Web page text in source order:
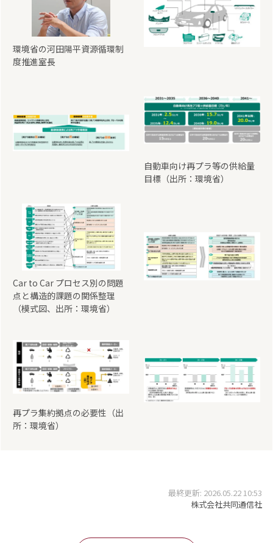
環境省の河田陽平資源循環制
度推進室長
自動車向け再プラ等の供給量
目標（出所：環境省）
Car to Car プロセス別の問題
点と構造的課題の関係整理
（模式図、出所：環境省）
再プラ集約拠点の必要性（出
所：環境省）
最終更新: 2026.05.22 10:53
株式会社共同通信社